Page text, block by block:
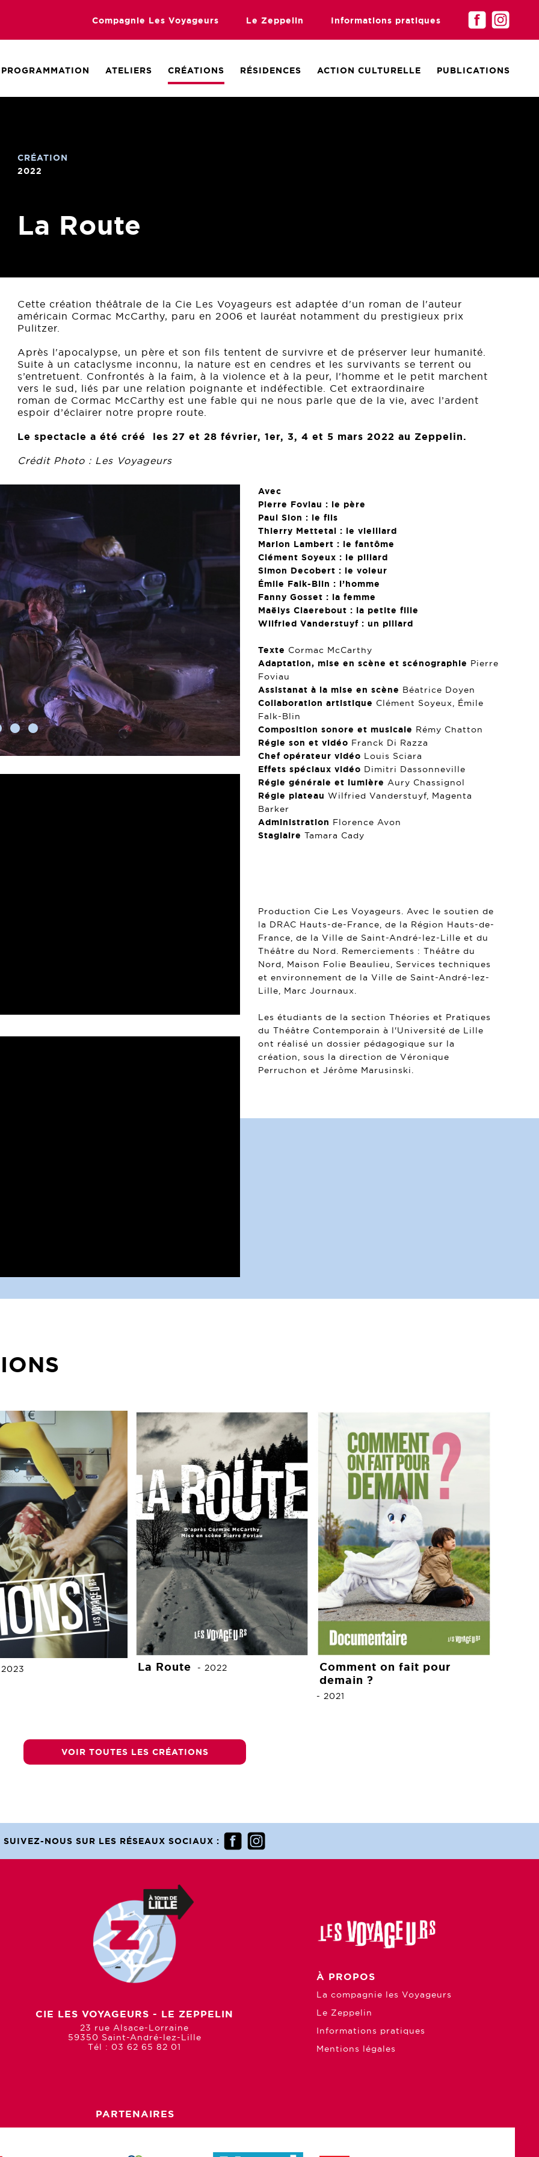
Compagnie Les Voyageurs Le Zeppelin Informations pratiques
PROGRAMMATION ATELIERS CRÉATIONS RÉSIDENCES ACTION CULTURELLE PUBLICATIONS
CRÉATION
2022
La Route
Cette création théâtrale de la Cie Les Voyageurs est adaptée d'un roman de l'auteur
américain Cormac McCarthy, paru en 2006 et lauréat notamment du prestigieux prix
Pulitzer.
Après l'apocalypse, un père et son fils tentent de survivre et de préserver leur humanité.
Suite à un cataclysme inconnu, la nature est en cendres et les survivants se terrent ou
s’entretuent. Confrontés à la faim, à la violence et à la peur, l'homme et le petit marchent
vers le sud, liés par une relation poignante et indéfectible. Cet extraordinaire
roman de Cormac McCarthy est une fable qui ne nous parle que de la vie, avec l’ardent
espoir d’éclairer notre propre route.
Le spectacle a été créé les 27 et 28 février, 1er, 3, 4 et 5 mars 2022 au Zeppelin.
Crédit Photo : Les Voyageurs
4 5
Avec
Pierre Foviau : le père
Paul Sion : le fils
Thierry Mettetal : le vieillard
Marion Lambert : le fantôme
Clément Soyeux : le pillard
Simon Decobert : le voleur
Émile Falk-Blin : l’homme
Fanny Gosset : la femme
Maëlys Claerebout : la petite fille
Wilfried Vanderstuyf : un pillard
Texte Cormac McCarthy
Adaptation, mise en scène et scénographie Pierre
Foviau
Assistanat à la mise en scène Béatrice Doyen
Collaboration artistique Clément Soyeux, Émile
Falk-Blin
Composition sonore et musicale Rémy Chatton
Régie son et vidéo Franck Di Razza
Chef opérateur vidéo Louis Sciara
Effets spéciaux vidéo Dimitri Dassonneville
Régie générale et lumière Aury Chassignol
Régie plateau Wilfried Vanderstuyf, Magenta
Barker
Administration Florence Avon
Stagiaire Tamara Cady
Production Cie Les Voyageurs. Avec le soutien de
la DRAC Hauts-de-France, de la Région Hauts-de-
France, de la Ville de Saint-André-lez-Lille et du
Théâtre du Nord. Remerciements : Théâtre du
Nord, Maison Folie Beaulieu, Services techniques
et environnement de la Ville de Saint-André-lez-
Lille, Marc Journaux.
Les étudiants de la section Théories et Pratiques
du Théâtre Contemporain à l'Université de Lille
ont réalisé un dossier pédagogique sur la
création, sous la direction de Véronique
Perruchon et Jérôme Marusinski.
2023 La Route - 2022
Comment on fait pour
demain ?
- 2021
VOIR TOUTES LES CRÉATIONS
SUIVEZ-NOUS SUR LES RÉSEAUX SOCIAUX :
CIE LES VOYAGEURS - LE ZEPPELIN
23 rue Alsace-Lorraine
59350 Saint-André-lez-Lille
Tél : 03 62 65 82 01
À PROPOS
La compagnie les Voyageurs
Le Zeppelin
Informations pratiques
Mentions légales
PARTENAIRES